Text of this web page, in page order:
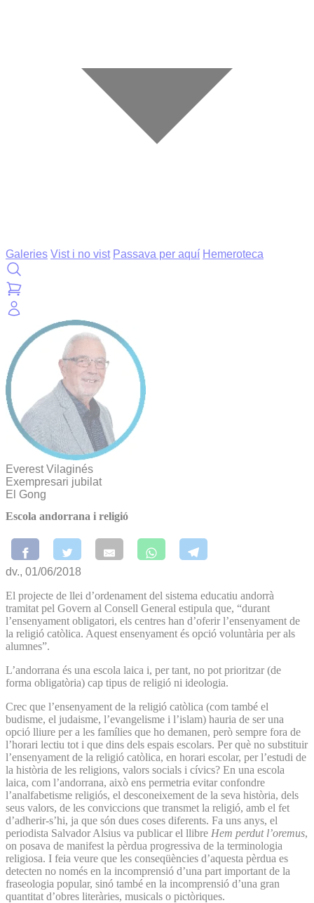
Galeries Vist i no vist Passava per aquí Hemeroteca
Everest Vilaginés
Exempresari jubilat
El Gong
Escola andorrana i religió
dv., 01/06/2018
El projecte de llei d’ordenament del sistema educatiu andorrà
tramitat pel Govern al Consell General estipula que, “durant
l’ensenyament obligatori, els centres han d’oferir l’ensenyament de
la religió catòlica. Aquest ensenyament és opció voluntària per als
alumnes”.
L’andorrana és una escola laica i, per tant, no pot prioritzar (de
forma obligatòria) cap tipus de religió ni ideologia.
Crec que l’ensenyament de la religió catòlica (com també el
budisme, el judaisme, l’evangelisme i l’islam) hauria de ser una
opció lliure per a les famílies que ho demanen, però sempre fora de
l’horari lectiu tot i que dins dels espais escolars. Per què no substituir
l’ensenyament de la religió catòlica, en horari escolar, per l’estudi de
la història de les religions, valors socials i cívics? En una escola
laica, com l’andorrana, això ens permetria evitar confondre
l’analfabetisme religiós, el desconeixement de la seva història, dels
seus valors, de les conviccions que transmet la religió, amb el fet
d’adherir-s’hi, ja que són dues coses diferents. Fa uns anys, el
periodista Salvador Alsius va publicar el llibre Hem perdut l’oremus,
on posava de manifest la pèrdua progressiva de la terminologia
religiosa. I feia veure que les conseqüències d’aquesta pèrdua es
detecten no només en la incomprensió d’una part important de la
fraseologia popular, sinó també en la incomprensió d’una gran
quantitat d’obres literàries, musicals o pictòriques.